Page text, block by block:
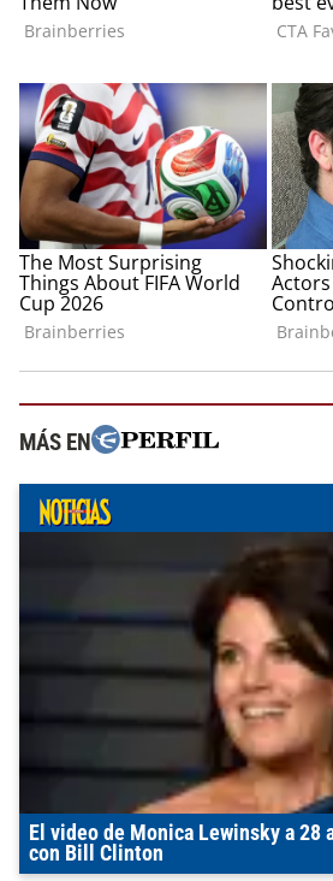
MÁS EN
El video de Monica Lewinsky a 28
con Bill Clinton